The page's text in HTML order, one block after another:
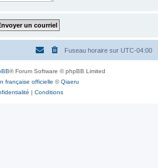
Fuseau horaire sur UTC-04:00
® Forum Software © phpBB Limited
française officielle ©Qiaeru
| Conditions